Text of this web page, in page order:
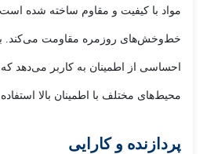
مواد با کیفیت و مقاوم ساخته شده است
خط‌وخش‌های روزمره مقاومت می‌کند.
احساسی از اطمینان به کاربر می‌دهد که
محیط‌های مختلف با اطمینان بالا استفاده
پردازنده و کارایی